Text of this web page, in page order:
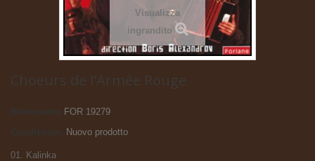
Visualizza
ingrandito
Choeurs de l'Armée Rouge
Riferimento
FOR 19279
Nuovo prodotto
01. Kalinka